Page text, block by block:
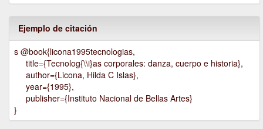
Ejemplo de citación
s @book{licona1995tecnologias,
title={Tecnolog{\\i}as corporales: danza, cuerpo e historia},
author={Licona, Hilda C Islas},
year={1995},
publisher={Instituto Nacional de Bellas Artes}
}